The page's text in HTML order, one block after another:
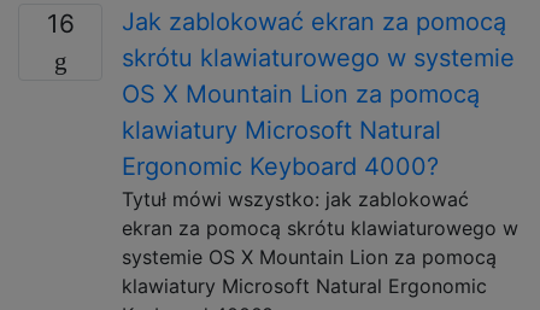
16
Jak zablokować ekran za pomocą
skrótu klawiaturowego w systemie
OS X Mountain Lion za pomocą
klawiatury Microsoft Natural
Ergonomic Keyboard 4000?
Tytuł mówi wszystko: jak zablokować
ekran za pomocą skrótu klawiaturowego w
systemie OS X Mountain Lion za pomocą
klawiatury Microsoft Natural Ergonomic